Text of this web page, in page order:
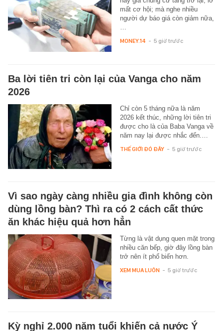
mất cơ hội; mà nghe nhiều
người dự báo giá còn giảm nữa,
MONEY.14 - 5 giờ trước
Ba lời tiên tri còn lại của Vanga cho năm
2026
Chỉ còn 5 tháng nữa là năm
2026 kết thúc, những lời tiên tri
được cho là của Baba Vanga về
năm nay lại được nhắc đến.…
THẾ GIỚI ĐÓ ĐÂY - 5 giờ trước
Vì sao ngày càng nhiều gia đình không còn
dùng lồng bàn? Thì ra có 2 cách cất thức
ăn khác hiệu quả hơn hẳn
Từng là vật dụng quen mặt trong
nhiều căn bếp, giờ đây lồng bàn
trở nên ít phổ biến hơn.
XEM MUA LUÔN - 5 giờ trước
Kỳ nghỉ 2.000 năm tuổi khiến cả nước Ý